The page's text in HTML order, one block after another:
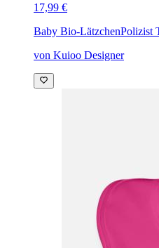
17,99 €
Baby Bio-LätzchenPolizist
von Kuioo Designer